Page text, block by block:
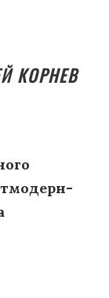
КОРНЕВ